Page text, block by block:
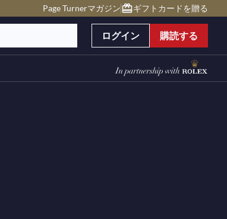
Page Turnerマガジン ギフトカードを贈る
ログイン 購読する